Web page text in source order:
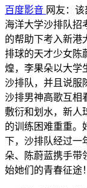
百度影音 网友：
海洋大学沙排队招
的帮助下考入新港
排球的天才少女陈
煌，李果朵以大学
沙排队，并且说服
沙排男神高歌互相
敷衍和划水，新人
的训练困难重重。
下，沙排队经过一
朵、陈蔚蓝携手带
始她们的青春征途！